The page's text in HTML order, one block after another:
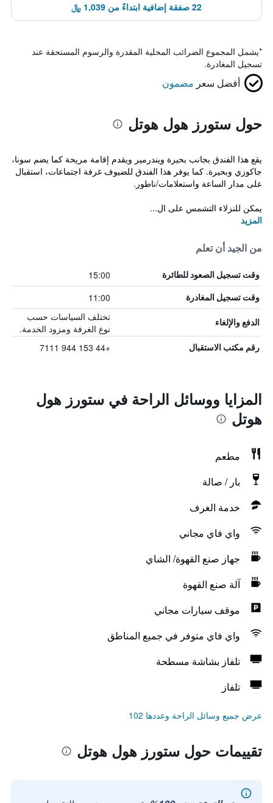
22 صفقة إضافية ابتداءً من 1,039 ﷼
*يشمل المجموع الضرائب المحلية المقدرة والرسوم المستحقة عند
تسجيل المغادرة.
أفضل سعر مضمون
حول ستورز هول هوتل
يقع هذا الفندق بجانب بحيرة ويندرمير ويقدم إقامة مريحة كما يضم سونا،
جاكوزي وبحيرة. كما يوفر هذا الفندق للضيوف غرفة اجتماعات، استقبال
على مدار الساعة واستعلامات/ناطور.
يمكن للنزلاء التشمس على ال...
المزيد
من الجيد أن تعلم
وقت تسجيل الصعود للطائرة 15:00
وقت تسجيل المغادرة 11:00
الدفع والإلغاء
تختلف السياسات حسب
نوع الغرفة ومزود الخدمة.
رقم مكتب الاستقبال +44 153 944 7111
المزايا ووسائل الراحة في ستورز هول
هوتل
مطعم
بار / صالة
خدمة الغرف
واي فاي مجاني
جهاز صنع القهوة/ الشاي
آلة صنع القهوة
موقف سيارات مجاني
واي فاي متوفر في جميع المناطق
تلفاز بشاشة مسطحة
تلفاز
عرض جميع وسائل الراحة وعددها 102
تقييمات حول ستورز هول هوتل